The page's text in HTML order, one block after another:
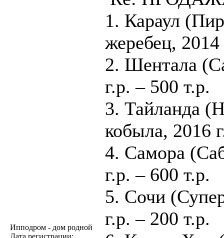
Ипподром - дом родной
Дата регистрации:
1. Караул
жеребец,
2. Шентала
г.р. – 500 т.р.
3. Тайланда
кобыла, 2016
4. Самора
г.р. – 600 т.р.
5. Сочи
г.р. – 200 т.р.